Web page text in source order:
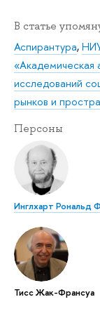
В статье
Аспирантура,
«Академическая
исследований
рынков и
Персоны
Инглхарт Рональд
Тисс Жак-Франсуа